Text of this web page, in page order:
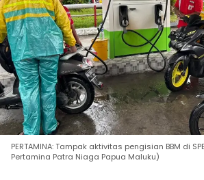
PERTAMINA: Tampak aktivitas pengisian BBM di
Pertamina Patra Niaga Papua Maluku)